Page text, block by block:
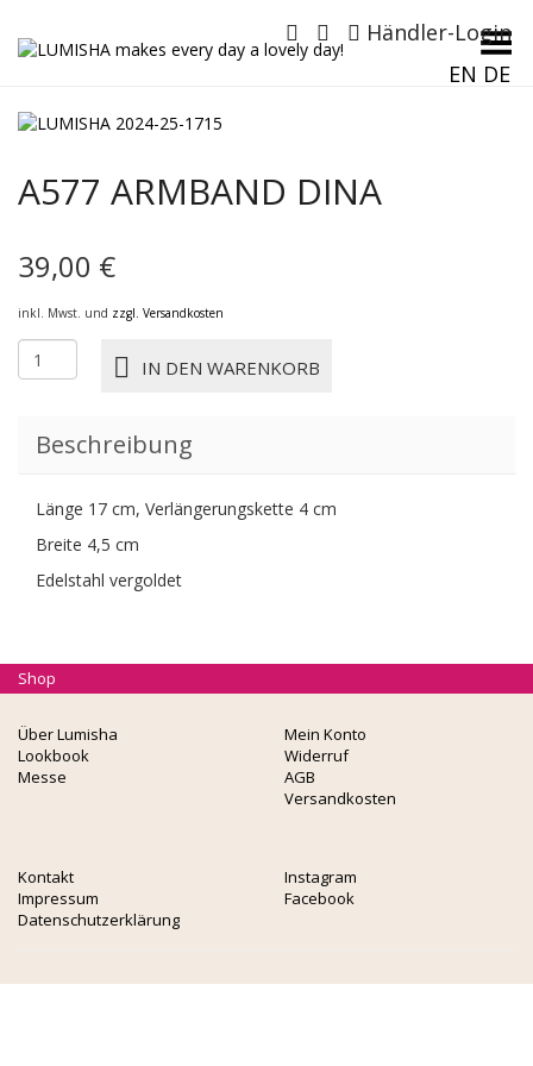
Händler-Login
EN DE
Menü umschalten
A577 ARMBAND DINA
39,00 €
inkl. Mwst. und zzgl. Versandkosten
A577
ARMBAND
IN DEN WARENKORB
Beschreibung
Länge 17 cm, Verlängerungskette 4 cm
Breite 4,5 cm
Edelstahl vergoldet
Über Lumisha
Lookbook
Messe
Mein Konto
Widerruf
AGB
Versandkosten
Kontakt
Impressum
Datenschutzerklärung
Instagram
Facebook
Shop